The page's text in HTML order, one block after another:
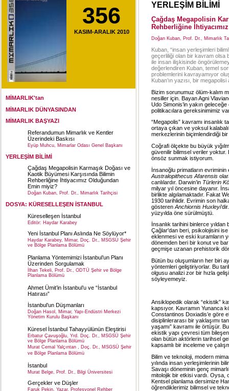
356
KASIM-ARALIK 2010
MİMARLIK'tan
MİMARLIK DÜNYASINDAN
MİMARLIK BAŞYAZI
Referandumun Mimarlık ve Kentler
Üzerindeki Baskısı
Eyüp Muhcu, Mimarlar Odası Genel Başkanı
YERLEŞİM BİLİMİ
Çağdaş Megapolisin Karmaşık Doğası ve
Kaotik Büyümesi Karşısında Bilimin
Rehberliğine İhtiyacımız Olduğundan
Emin miyiz?
Doğan Kuban, Prof. Dr., Mimarlık Tarihçisi
DOSYA: KÜRESELLEŞEN İSTANBUL
Küreselleşen İstanbul
Editör: Haydar Karabey
Yeni İstanbul Planı Aslında Ne Söylüyor*
Haydar Karabey, Mimar, Doç. Dr., MSGSÜ Şehir
ve Bölge Planlama Bölümü
Planlama Yöntemimizi İstanbul’un Planı
Üzerinden Sorgulamak
İlhan Tekeli, Prof. Dr., ODTÜ Şehir ve Bölge
Planlama Bölümü
Ahmet Ümit’in İstanbul’u ve “İstanbul
Hatırası”
İstanbul’un Düşmanları
Doğan Hasol, Mimar, Yapı-Endüstri Merkezi
Yönetim Kurulu Başkanı
Küresel İstanbul Tahayyülünün Eleştirisi
Erbatur Çavuşoğlu, Yrd. Doç. Dr., MSGSÜ Şehir
ve Bölge Planlama Bölümü
Murat Cemal Yalçıntan , Doç. Dr., MSGSÜ Şehir
ve Bölge Planlama Bölümü
İstanbul
Murat Belge, Prof. Dr., Bilgi Üniversitesi
Gerçekler ve Düşler
Faruk Pekin, Yazar, Profesyonel Rehber
YERLEŞİM BİLİMİ
Çağdaş Megapolisin
Rehberliğine
Doğan Kuban, Prof. Dr., Mimarlık
Kuban, “insan yerleşimleri
geçerliliği olan bir kavram olsa
ile insan ilişkisinde
değerlendiren Kuban, temel
problemlerini kavrayamıyor
Kuban’ın yazısı, bir
Bizim sorunumuz ölüm-kalım
nesiller için. Bayan Agni
Udo Simonis’in yakın
politikacılara gereksinimimiz
“Megapolis” kavramı insanlık
ortaya çıkan ve yoksul
merkezlerinin biçimlendirdiği
Coğrafi ölçekte bu büyük
güvenilir bilimsel veriler
önsöz sunmak istiyorum.
İnsanoğlu primatların
Australopithecus Afarensis
canlılardır. Darwin’in Türlerin
milyar yıl öncesine dayanır.
birlikte algılamaktadır. Fakat
1930 tarihlidir. Evrimin son
gösteren Anchiornis Huxleyi
yüzyılda öne sürülmüştü.
İnsanlık tarihini binlerce
Çağlar'dan beri, psikolojisini
eklenmesi ve eski kuramların
dönemden beri bir konut ve
geçmişe uzanan prehistorik
Bütün bu oluşumların her biri
yöntemleri geliştiriyorlar. Bu
olgusu analizi zor bir hızla
söyleyemeyiz.
Ansiklopedik olarak “ekistik”
kapsıyor. Kavramın Yunanca
Constantinos Doxiadis’e göre
disiplinlerarası bir yaklaşımı
yaşamı” kavramı ile örtüşür.
ekistik yapı çevresi tüm
olan bütün aktörlerin tarihsel
kapsamlı bir inceleme ve
Bilim ve teknoloji, modern
yılında insan yerleşimlerinin
Savaşı döneminin genç
mitolojik bir etkisi vardı. Oysa,
Kentsel planlama dersimize
öğrendiklerimiz bilimsel ve